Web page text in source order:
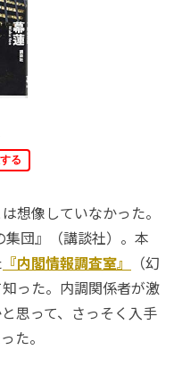
る
想像していなかった。
集団』（講談社）。本
『内閣情報調査室』
（幻
った。内調関係者が激
思って、さっそく入手
た。